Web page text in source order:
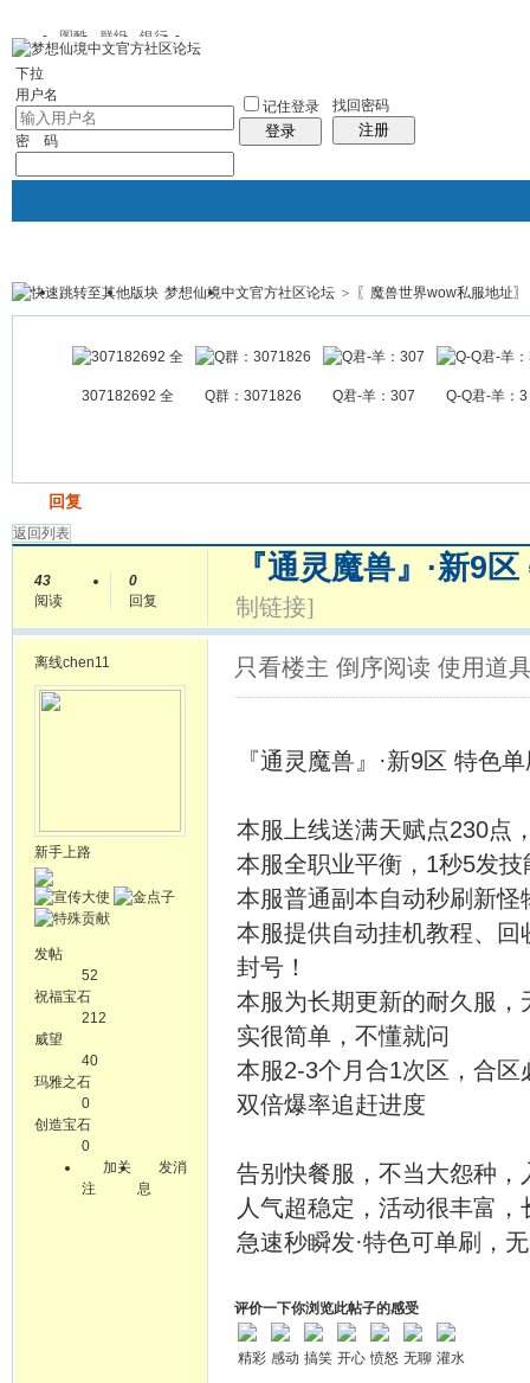
图酷 群组 银行
下拉
用户名
密 码
记住登录
登录
找回密码
注册
银行 群组聚合 我的空间
帖子
梦想仙境中文官方社区论坛 > 〖魔兽世界wow私服地址〗
307182692 全 Q群：3071826 Q君-羊：307 Q-Q君-羊：3
回复
返回列表
43
阅读
0
回复
『通灵魔兽』·新9
制链接]
离线chen11
新手上路
发帖
52
祝福宝石
212
威望
40
玛雅之石
0
创造宝石
0
加关
注
发消
息
只看楼主 倒序阅读 使用道
『通灵魔兽』·新9区 特色
本服上线送满天赋点230点
本服全职业平衡，1秒5发
本服普通副本自动秒刷新
本服提供自动挂机教程、
封号！
本服为长期更新的耐久服
实很简单，不懂就问
本服2-3个月合1次区，合
双倍爆率追赶进度
告别快餐服，不当大怨种
人气超稳定，活动很丰
急速秒瞬发·特色可单刷，
评价一下你浏览此帖子的感受
精彩 感动 搞笑 开心 愤怒 无聊 灌水